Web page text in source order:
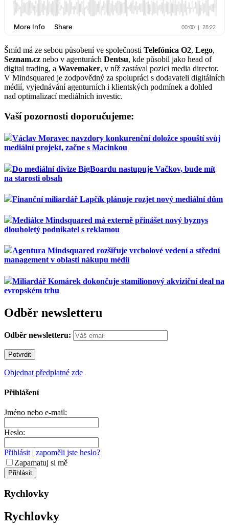
Šmíd má ze sebou působení ve společnosti Telefónica O2, Lego,
Seznam.cz nebo v agenturách Dentsu, kde působil jako head of
digital trading, a Wavemaker, v níž zastával pozici media director.
V Mindsquared je zodpovědný za spolupráci s dodavateli digitálních
médií, vyjednávání agenturních i klientských podmínek a dohled
nad optimalizací mediálních investic.
Vaší pozornosti doporučujeme:
Václav Moravec navzdory konkurenční doložce spouští svůj
mediální projekt, začne s Macinkou
Do mediální divize BigBoardu nastupuje Vačkov, bude mít
na starosti obsah
Finanční miliardář Lapčík plánuje rozjet nový mediální dům
Mediálce Mindsquared má externě přinášet nový byznys
dlouholetý podnikatel s reklamou
Agentura Mindsquared rozšiřuje vrcholové vedení a střední
management v oblasti nákupu médií
Miliardář Komárek dokončuje stamilionový akviziční deal na
evropském trhu
Odběr newsletteru
Odběr newsletteru:
Objednat předplatné zde
Přihlášení
Jméno nebo e-mail:
Heslo:
Přihlásit| zapoměli jste heslo?
Zapamatuj si mě
Rychlovky
Rychlovky